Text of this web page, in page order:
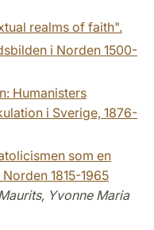
realms of faith".
i Norden 1500-
Humanisters
i Sverige, 1876-
som en
1815-1965
Yvonne Maria